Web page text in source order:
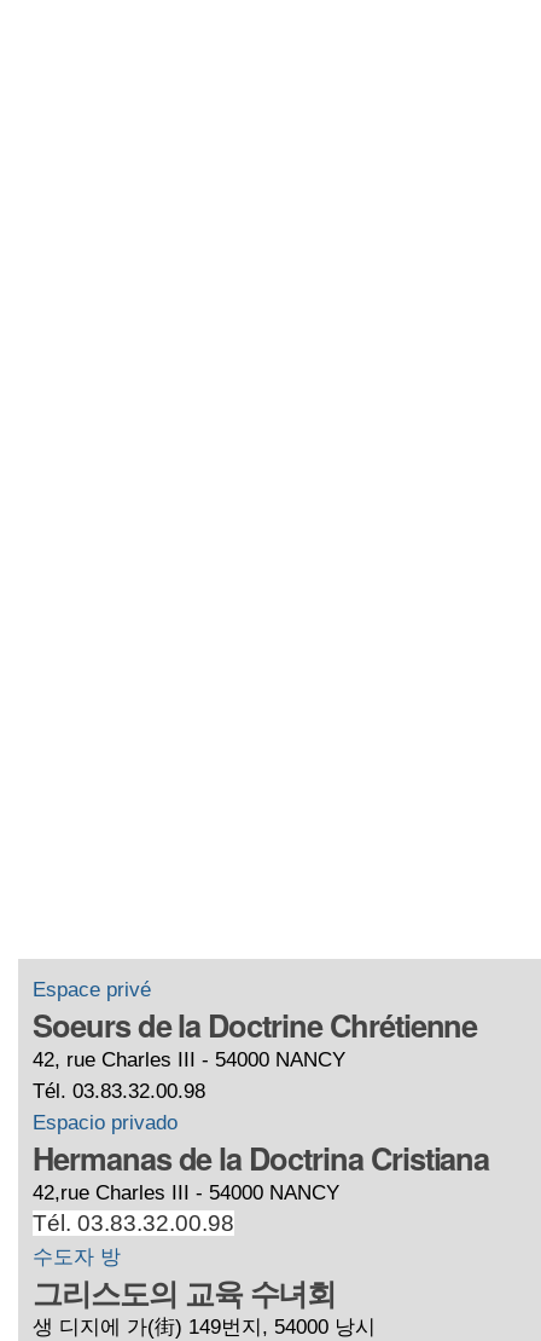
Espace privé
Soeurs de la Doctrine Chrétienne
42, rue Charles III - 54000 NANCY
Tél. 03.83.32.00.98
Espacio privado
Hermanas de la Doctrina Cristiana
42,rue Charles III - 54000 NANCY
Tél. 03.83.32.00.98
수도자 방
그리스도의 교육 수녀회
생 디지에 가(街) 149번지, 54000 낭시